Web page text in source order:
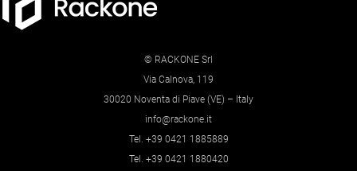
© RACKONE Srl
Via Calnova, 119
30020 Noventa di Piave (VE) – Italy
info@rackone.it
Tel. +39 0421 1885889
Tel. +39 0421 1880420